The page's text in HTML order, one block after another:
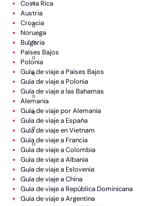
Egipto
Marruecos
Zanzíbar
Costa Rica
Austria
Croacia
Noruega
Bulgaria
Países Bajos
Polonia
Guía de viaje a Países Bajos
Guía de viaje a Polonia
Guía de viaje a las Bahamas
Alemania
Guía de viaje por Alemania
Guía de viaje a España
Guía de viaje en Vietnam
Guía de viaje a Francia
Guía de viaje a Colombia
Guía de viaje a Albania
Guía de viaje a Eslovenia
Guía de viaje a China
Guía de viaje a República Dominicana
Guía de viaje a Argentina